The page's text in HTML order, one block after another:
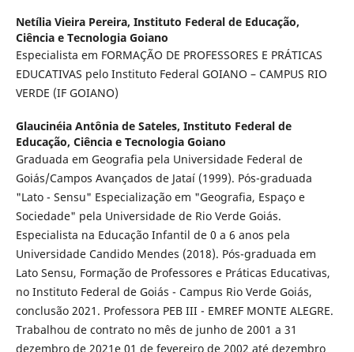
Netília Vieira Pereira, Instituto Federal de Educação,
Ciência e Tecnologia Goiano
Especialista em FORMAÇÃO DE PROFESSORES E PRÁTICAS
EDUCATIVAS pelo Instituto Federal GOIANO – CAMPUS RIO
VERDE (IF GOIANO)
Glaucinéia Antônia de Sateles, Instituto Federal de
Educação, Ciência e Tecnologia Goiano
Graduada em Geografia pela Universidade Federal de
Goiás/Campos Avançados de Jataí (1999). Pós-graduada
"Lato - Sensu" Especialização em "Geografia, Espaço e
Sociedade" pela Universidade de Rio Verde Goiás.
Especialista na Educação Infantil de 0 a 6 anos pela
Universidade Candido Mendes (2018). Pós-graduada em
Lato Sensu, Formação de Professores e Práticas Educativas,
no Instituto Federal de Goiás - Campus Rio Verde Goiás,
conclusão 2021. Professora PEB III - EMREF MONTE ALEGRE.
Trabalhou de contrato no mês de junho de 2001 a 31
dezembro de 2021e 01 de fevereiro de 2002 até dezembro